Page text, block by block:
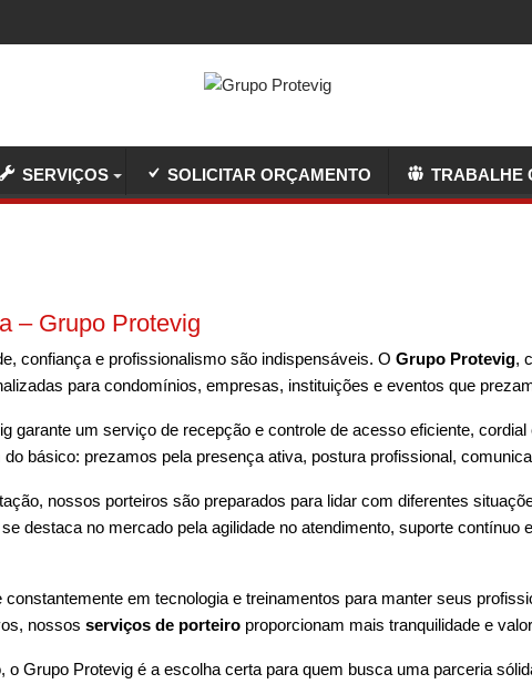
SERVIÇOS SOLICITAR ORÇAMENTO TRABALHE
– Grupo Protevig
confiança e profissionalismo são indispensáveis. O Grupo Protevig,
para condomínios, empresas, instituições e eventos que
garante um serviço de recepção e controle de acesso eficiente,
do básico: prezamos pela presença ativa, postura profissional,
nossos porteiros são preparados para lidar com diferentes
destaca no mercado pela agilidade no atendimento, suporte
em tecnologia e treinamentos para manter seus
nossos serviços de porteiro proporcionam mais tranquilidade e
Grupo Protevig é a escolha certa para quem busca uma parceria